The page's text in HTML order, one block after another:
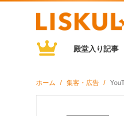
殿堂入り記事
ホーム 集客・広告